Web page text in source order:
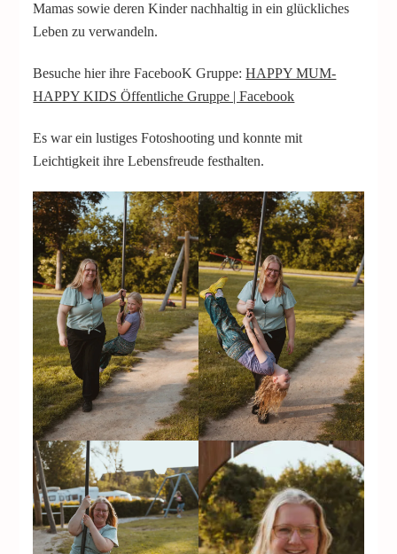
Mamas sowie deren Kinder nachhaltig in ein glückliches
Leben zu verwandeln.
Besuche hier ihre FacebooK Gruppe:HAPPY MUM-
HAPPY KIDS Öffentliche Gruppe | Facebook
Es war ein lustiges Fotoshooting und konnte mit
Leichtigkeit ihre Lebensfreude festhalten.